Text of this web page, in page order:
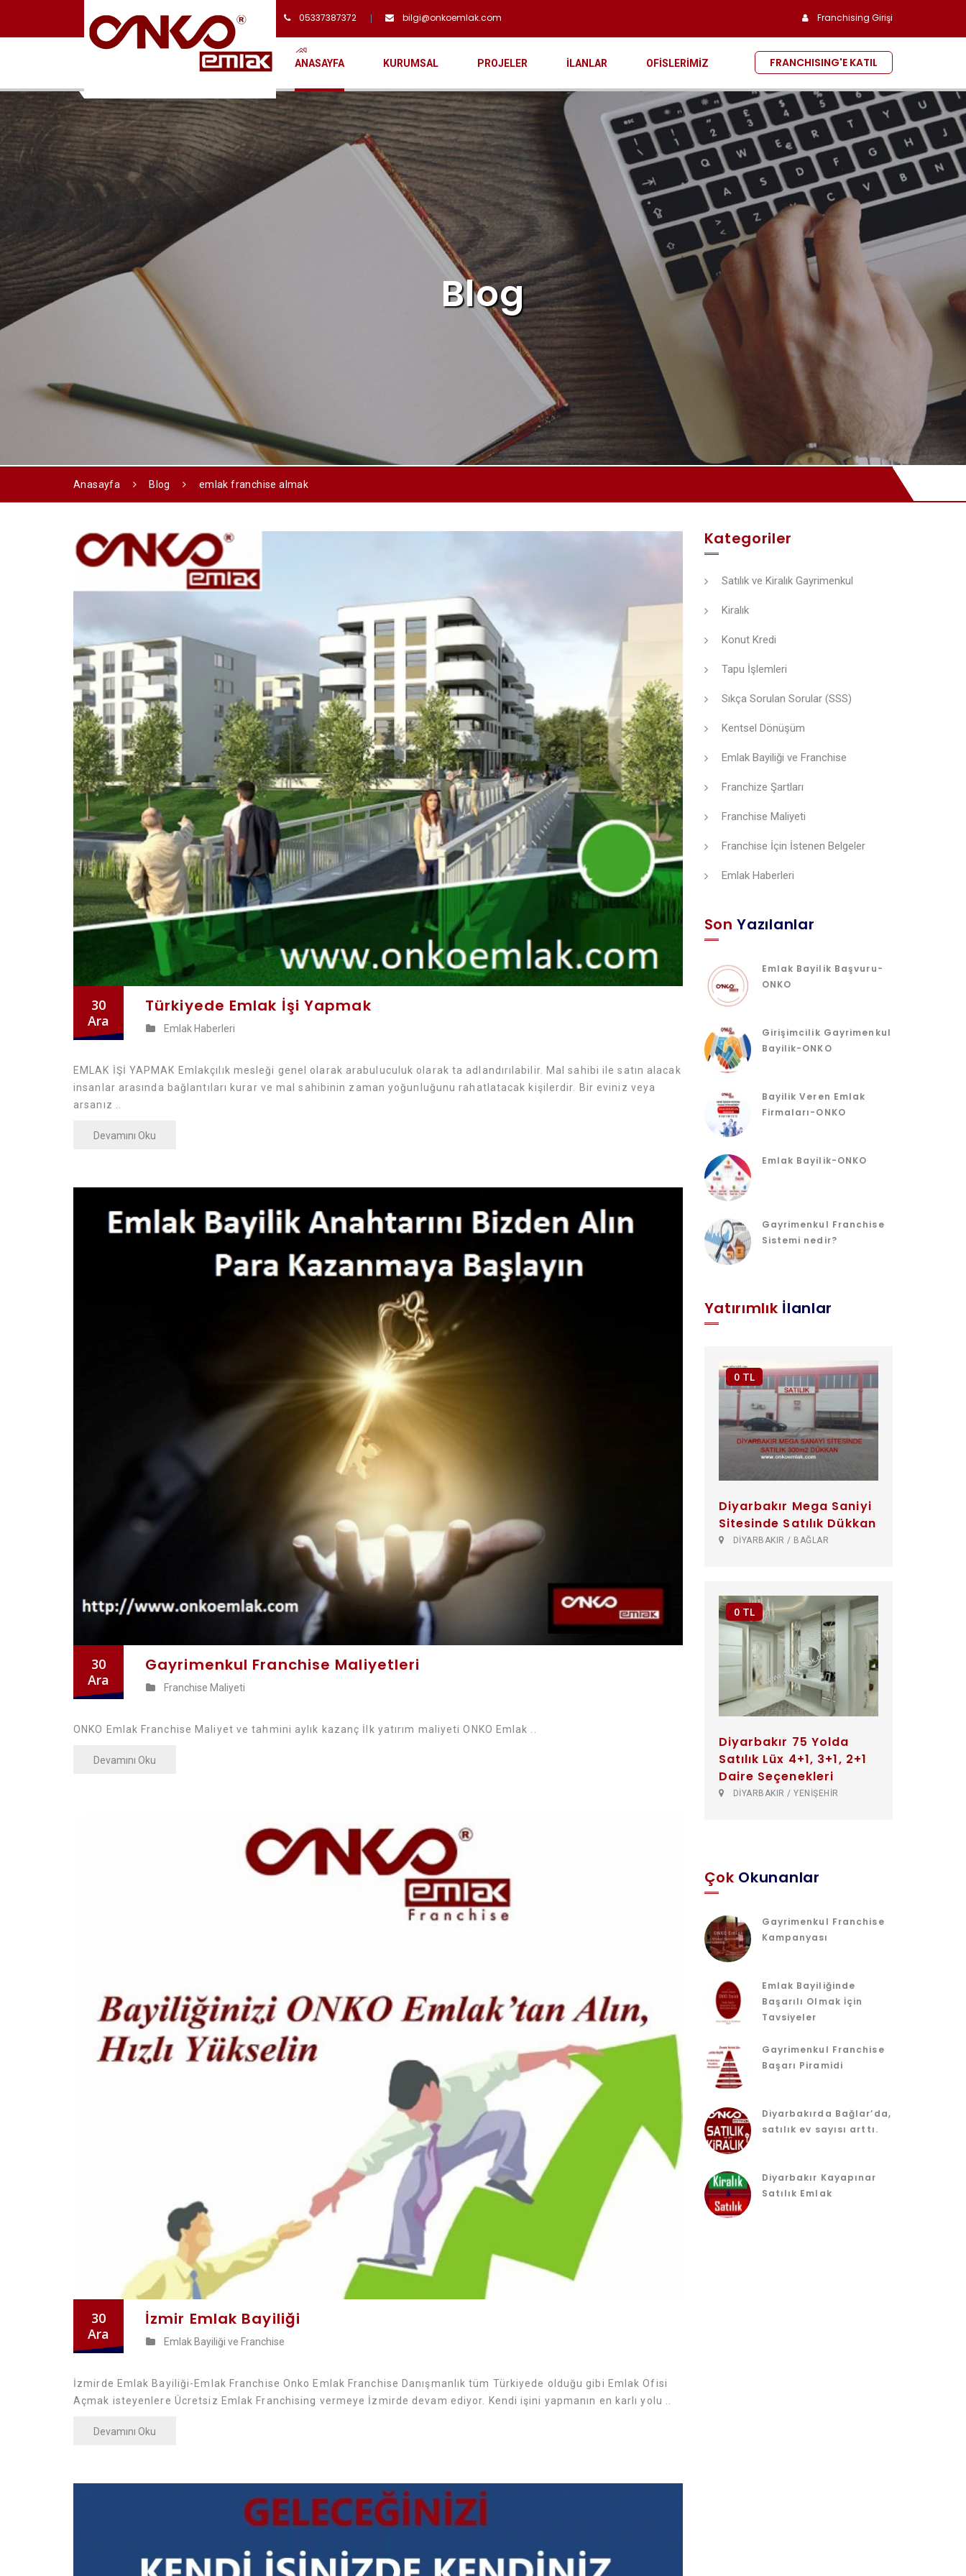
05337387372 bilgi@onkoemlak.com Franchising Girişi
ANASAYFA KURUMSAL PROJELER İLANLAR OFİSLERİMİZ FRANCHISING'E KATIL
Blog
Anasayfa Blog emlak franchise almak
30
Ara
Türkiyede Emlak İşi Yapmak
Emlak Haberleri
EMLAK İŞİ YAPMAK Emlakçılık mesleği genel olarak arabuluculuk olarak ta adlandırılabilir. Mal sahibi ile satın alacak
insanlar arasında bağlantıları kurar ve mal sahibinin zaman yoğunluğunu rahatlatacak kişilerdir. Bir eviniz veya
arsanız ..
Devamını Oku
30
Ara
Gayrimenkul Franchise Maliyetleri
Franchise Maliyeti
ONKO Emlak Franchise Maliyet ve tahmini aylık kazanç İlk yatırım maliyeti ONKO Emlak ..
Devamını Oku
30
Ara
İzmir Emlak Bayiliği
Emlak Bayiliği ve Franchise
İzmirde Emlak Bayiliği-Emlak Franchise Onko Emlak Franchise Danışmanlık tüm Türkiyede olduğu gibi Emlak Ofisi
Açmak isteyenlere Ücretsiz Emlak Franchising vermeye İzmirde devam ediyor. Kendi işini yapmanın en karlı yolu ..
Devamını Oku
Kategoriler
Satılık ve Kiralık Gayrimenkul
Kiralık
Konut Kredi
Tapu İşlemleri
Sıkça Sorulan Sorular (SSS)
Kentsel Dönüşüm
Emlak Bayiliği ve Franchise
Franchize Şartları
Franchise Maliyeti
Franchise İçin İstenen Belgeler
Emlak Haberleri
SonYazılanlar
Emlak Bayilik Başvuru-
ONKO
Girişimcilik Gayrimenkul
Bayilik-ONKO
Bayilik Veren Emlak
Firmaları-ONKO
Emlak Bayilik-ONKO
Gayrimenkul Franchise
Sistemi nedir?
Yatırımlık İlanlar
0 TL
Diyarbakır Mega Saniyi
Sitesinde Satılık Dükkan
DİYARBAKIR / BAĞLAR
0 TL
Diyarbakır 75 Yolda
Satılık Lüx 4+1, 3+1, 2+1
Daire Seçenekleri
DİYARBAKIR / YENİŞEHİR
Çok Okunanlar
Gayrimenkul Franchise
Kampanyası
Emlak Bayiliğinde
Başarılı Olmak İçin
Tavsiyeler
Gayrimenkul Franchise
Başarı Piramidi
Diyarbakırda Bağlar’da,
satılık ev sayısı arttı.
Diyarbakır Kayapınar
Satılık Emlak